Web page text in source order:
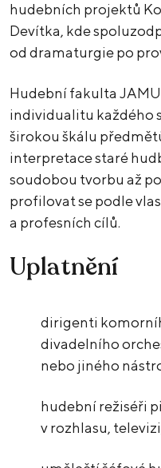
hudebních projektů
Devítka, kde
od dramaturgie po
Hudební fakulta
individualitu každého
širokou škálu
interpretace staré
soudobou tvorbu až
profilovat se podle
a profesních cílů.
Uplatnění
dirigenti
divadelního
nebo jiného
hudební režiséři
v rozhlasu,